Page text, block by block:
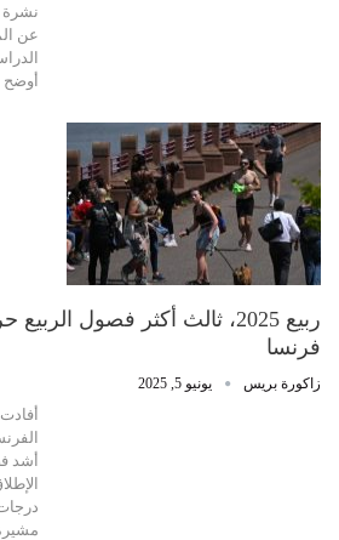
نشرة
عن
أوضح
ربيع 2025، ثالث أكثر فصول
فرنسا
زاكورة بريس يونيو 5, 2025
أشد